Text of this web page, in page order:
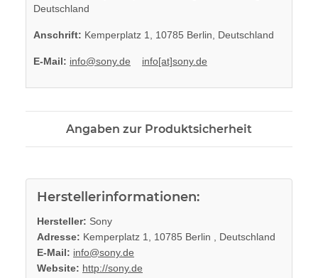
Deutschland
Anschrift: Kemperplatz 1, 10785 Berlin, Deutschland
E-Mail: info@sony.de info[at]sony.de
Angaben zur Produktsicherheit
Herstellerinformationen:
Hersteller: Sony
Adresse: Kemperplatz 1, 10785 Berlin , Deutschland
E-Mail: info@sony.de
Website: http://sony.de